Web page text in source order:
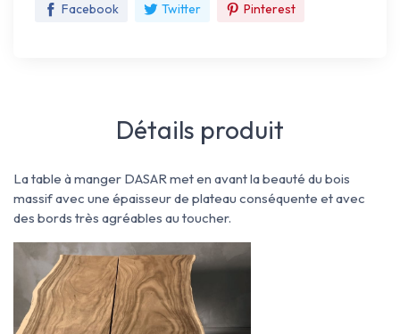
Facebook Twitter Pinterest
Détails produit
La table à manger DASAR met en avant la beauté du bois
massif avec une épaisseur de plateau conséquente et avec
des bords très agréables au toucher.